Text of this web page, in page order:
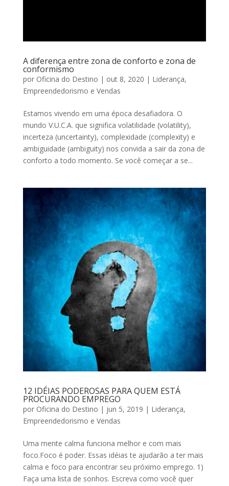
A diferença entre zona de conforto e zona de
conformismo
por Oficina do Destino | out 8, 2020 | Liderança,
Empreendedorismo e Vendas
Estamos vivendo em uma época desafiadora. O
mundo V.U.C.A. que significa volatilidade (volatility),
incerteza (uncertainty), complexidade (complexity) e
ambiguidade (ambiguity) nos convida a sair da zona de
conforto a todo momento. Se você começar a se...
12 IDÉIAS PODEROSAS PARA QUEM ESTÁ
PROCURANDO EMPREGO
por Oficina do Destino | jun 5, 2019 | Liderança,
Empreendedorismo e Vendas
Uma mente calma funciona melhor e com mais
foco.Foco é poder. Essas idéias te ajudarão a ter mais
calma e foco para encontrar seu próximo emprego. 1)
Faça uma lista de sonhos. Escreva como você quer